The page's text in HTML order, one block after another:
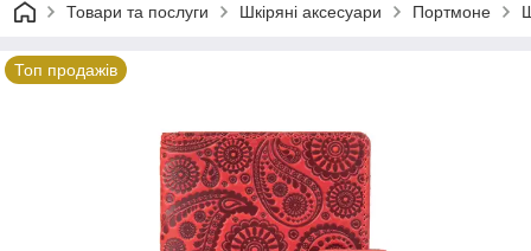
Товари та послуги Шкіряні аксесуари Портмоне
Топ продажів